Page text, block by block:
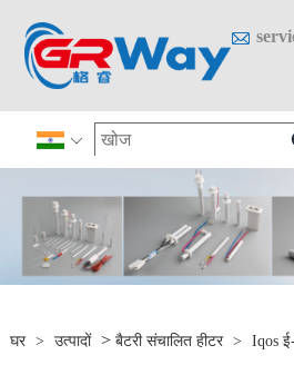


घर > उत्पादों > बैटरी संचालित हीटर > Iqos